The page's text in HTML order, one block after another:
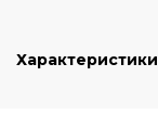
Характеристики